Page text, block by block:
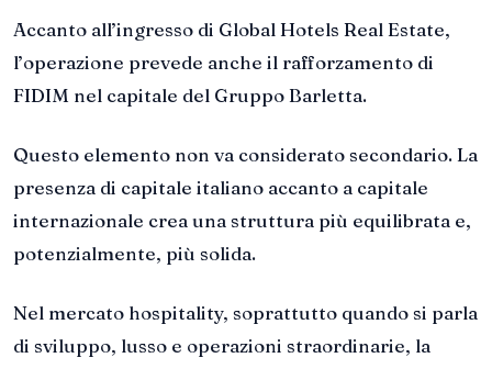
Accanto all’ingresso di Global Hotels Real Estate,
l’operazione prevede anche il rafforzamento di
FIDIM nel capitale del Gruppo Barletta.
Questo elemento non va considerato secondario. La
presenza di capitale italiano accanto a capitale
internazionale crea una struttura più equilibrata e,
potenzialmente, più solida.
Nel mercato hospitality, soprattutto quando si parla
di sviluppo, lusso e operazioni straordinarie, la